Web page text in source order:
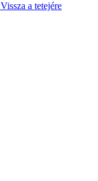
Vissza a tetejére